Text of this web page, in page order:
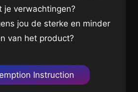
je verwachtingen?
jou de sterke en minder
van het product?
Instruction